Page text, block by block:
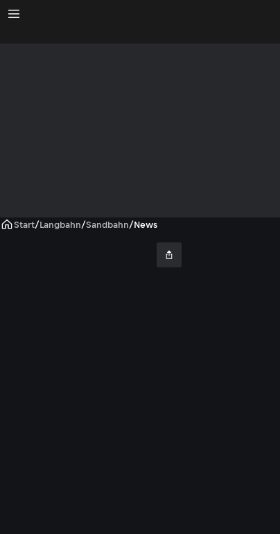
Start/Langbahn/Sandbahn/News